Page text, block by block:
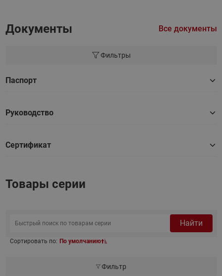
Документы Все документы
Фильтры
Паспорт
Руководство
Сертификат
Товары серии
Найти
Сортировать по: По умолчанию
Фильтр